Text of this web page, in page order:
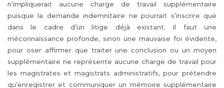
n’impliquerait aucune charge de travail supplémentaire
puisque la demande indemnitaire ne pourrait s’inscrire que
dans le cadre d’un litige déjà existant. Il faut une
méconnaissance profonde, sinon une mauvaise foi évidente,
pour oser affirmer que traiter une conclusion ou un moyen
supplémentaire ne représente aucune charge de travail pour
les magistrates et magistrats administratifs, pour prétendre
qu’enregistrer et communiquer un mémoire supplémentaire